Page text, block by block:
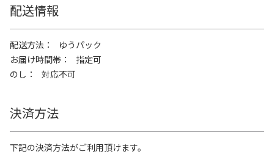
配送情報
配送方法
ゆうパック
お届け時間帯
指定可
のし
対応不可
決済方法
下記の決済方法がご利用頂けます。